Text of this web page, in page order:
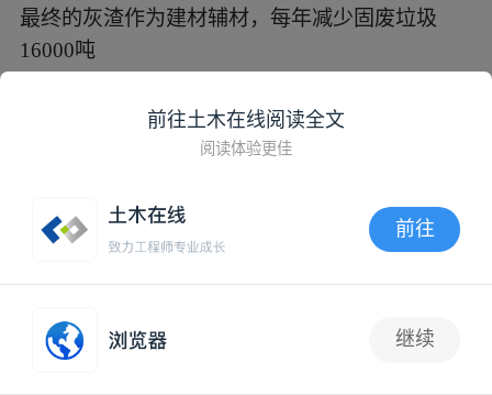
最终的灰渣作为建材辅材，每年减少固废垃圾
16000吨
经过苏伊士运营团队后续的运营和技改，实际运
荣获国家发改委首批环境污染第三方治理典型案
例，生态环境部首批工业园区减污降碳协同增效
典型案例。
前往土木在线阅读全文
阅读体验更佳
前往
继续